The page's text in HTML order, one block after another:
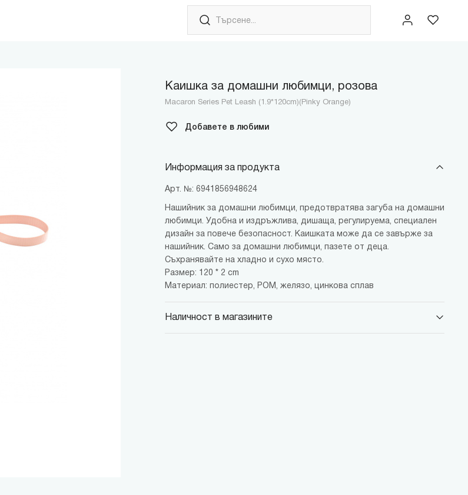
Каишка за домашни любимци, розова
Macaron Series Pet Leash (1.9*120cm)(Pinky Orange)
Добавете в любими
Информация за продукта
Арт. №: 6941856948624
Нашийник за домашни любимци, предотвратява загуба на домашни
любимци. Удобна и издръжлива, дишаща, регулируема, специален
дизайн за повече безопасност. Каишката може да се завърже за
нашийник. Само за домашни любимци, пазете от деца.
Съхранявайте на хладно и сухо място.
Размер: 120 * 2 cm
Материал: полиестер, POM, желязо, цинкова сплав
Наличност в магазините